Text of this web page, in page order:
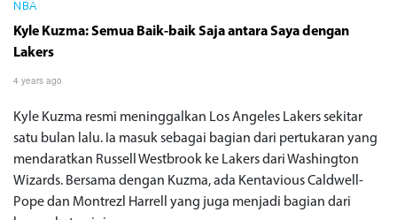
NBA
Kyle Kuzma: Semua Baik-baik Saja antara Saya dengan
Lakers
4 years ago
Kyle Kuzma resmi meninggalkan Los Angeles Lakers sekitar
satu bulan lalu. Ia masuk sebagai bagian dari pertukaran yang
mendaratkan Russell Westbrook ke Lakers dari Washington
Wizards. Bersama dengan Kuzma, ada Kentavious Caldwell-
Pope dan Montrezl Harrell yang juga menjadi bagian dari